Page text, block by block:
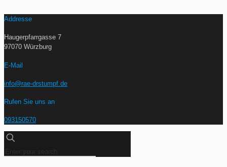
Addresse
Haugerpfarrgasse 7
97070 Würzburg
E-Mail
info@rae-drstumpf.de
Rufen Sie uns an
093150570